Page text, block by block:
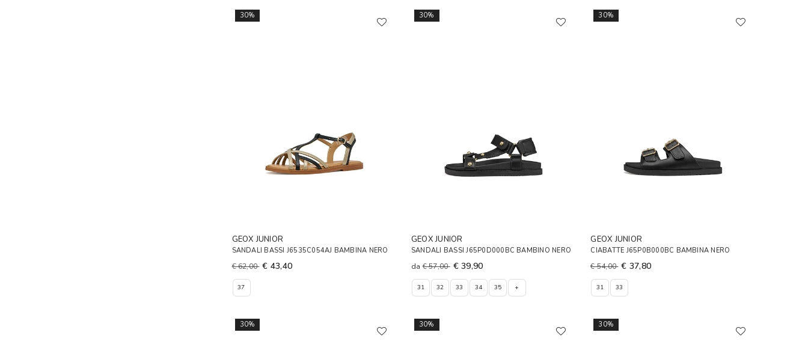
30%
GEOX JUNIOR
SANDALI BASSI J6535C054AJ BAMBINA NERO
€ 62,00 € 43,40
37
30%
GEOX JUNIOR
SANDALI BASSI J65P0D000BC BAMBINO NERO
da€ 57,00 € 39,90
31 32 33 34 35 +
30%
GEOX JUNIOR
CIABATTE J65P0B000BC BAMBINA NERO
€ 54,00 € 37,80
31 33
30% 30% 30%